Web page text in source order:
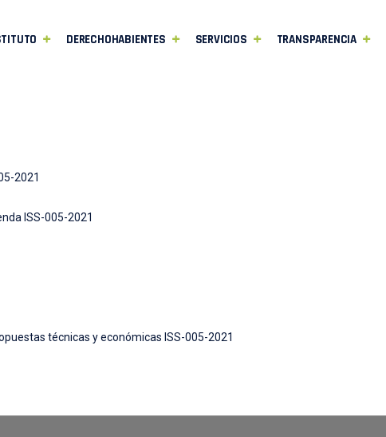
DERECHOHABIENTES SERVICIOS TRANSPARENCIA
2021
ISS-005-2021
técnicas y económicas ISS-005-2021